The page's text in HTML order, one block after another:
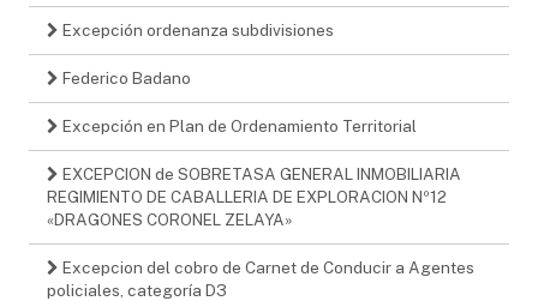
Excepción ordenanza subdivisiones
Federico Badano
Excepción en Plan de Ordenamiento Territorial
EXCEPCION de SOBRETASA GENERAL INMOBILIARIA
REGIMIENTO DE CABALLERIA DE EXPLORACION Nº12
«DRAGONES CORONEL ZELAYA»
Excepcion del cobro de Carnet de Conducir a Agentes
policiales, categoría D3